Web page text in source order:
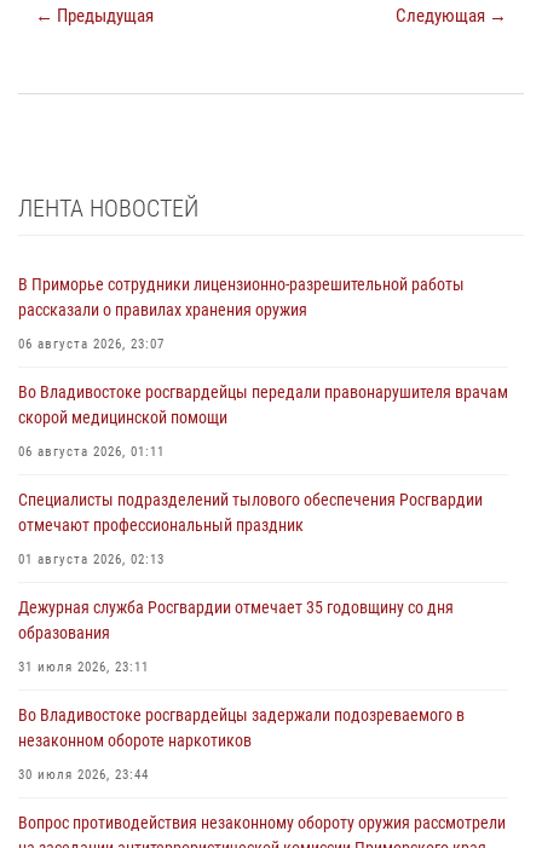
← Предыдущая Следующая →
ЛЕНТА НОВОСТЕЙ
В Приморье сотрудники лицензионно-разрешительной работы
рассказали о правилах хранения оружия
06 августа 2026, 23:07
Во Владивостоке росгвардейцы передали правонарушителя врачам
скорой медицинской помощи
06 августа 2026, 01:11
Специалисты подразделений тылового обеспечения Росгвардии
отмечают профессиональный праздник
01 августа 2026, 02:13
Дежурная служба Росгвардии отмечает 35 годовщину со дня
образования
31 июля 2026, 23:11
Во Владивостоке росгвардейцы задержали подозреваемого в
незаконном обороте наркотиков
30 июля 2026, 23:44
Вопрос противодействия незаконному обороту оружия рассмотрели